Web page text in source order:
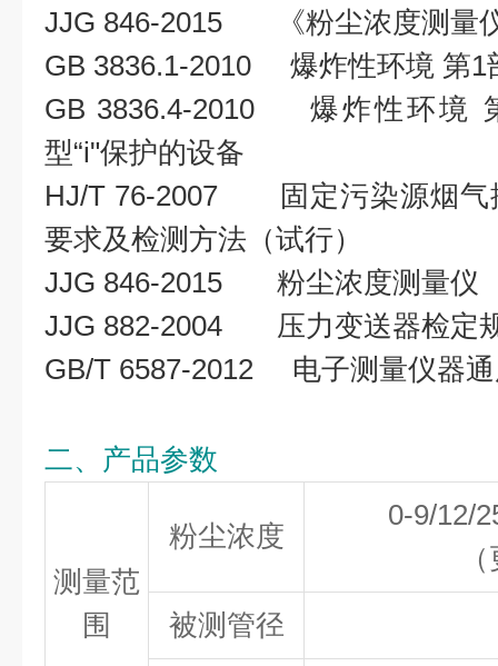
JJG 846-2015 《粉尘浓度测量
GB 3836.1-2010 爆炸性环境 第1
GB 3836.4-2010 爆炸性环境
型“i"保护的设备
HJ/T 76-2007 固定污染源烟气
要求及检测方法（试行）
JJG 846-2015 粉尘浓度测量仪
JJG 882-2004 压力变送器检定
GB/T 6587-2012 电子测量仪器
二、产品参数
测量范
围
粉尘浓度
0-9/12/
被测管径